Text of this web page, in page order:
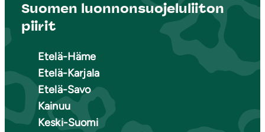
Suomen luonnonsuojeluliiton
piirit
Etelä-Häme
Etelä-Karjala
Etelä-Savo
Kainuu
Keski-Suomi